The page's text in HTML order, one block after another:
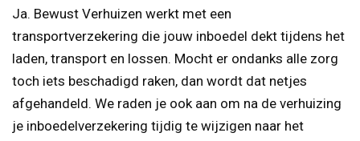
Ja. Bewust Verhuizen werkt met een
transportverzekering die jouw inboedel dekt tijdens het
laden, transport en lossen. Mocht er ondanks alle zorg
toch iets beschadigd raken, dan wordt dat netjes
afgehandeld. We raden je ook aan om na de verhuizing
je inboedelverzekering tijdig te wijzigen naar het